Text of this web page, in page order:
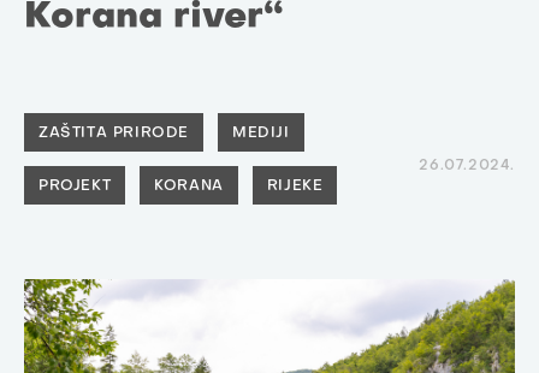
Korana river“
ZAŠTITA PRIRODE MEDIJI
PROJEKT KORANA RIJEKE
26.07.2024.